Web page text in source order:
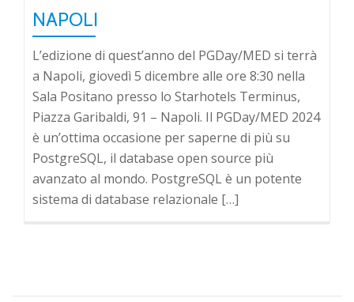
NAPOLI
L’edizione di quest’anno del PGDay/MED si terrà
a Napoli, giovedì 5 dicembre alle ore 8:30 nella
Sala Positano presso lo Starhotels Terminus,
Piazza Garibaldi, 91 – Napoli. Il PGDay/MED 2024
è un’ottima occasione per saperne di più su
PostgreSQL, il database open source più
avanzato al mondo. PostgreSQL è un potente
sistema di database relazionale […]